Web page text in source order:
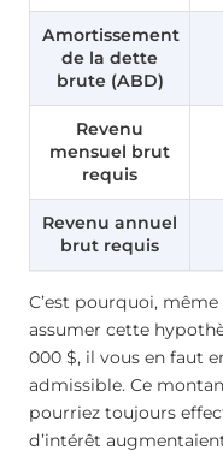
Amortissement
de la dette
brute (ABD)
Revenu
mensuel brut
requis
Revenu annuel
brut requis
C’est pourquoi,
assumer cette
000 $, il vous en faut
admissible. Ce
pourriez toujours
d’intérêt